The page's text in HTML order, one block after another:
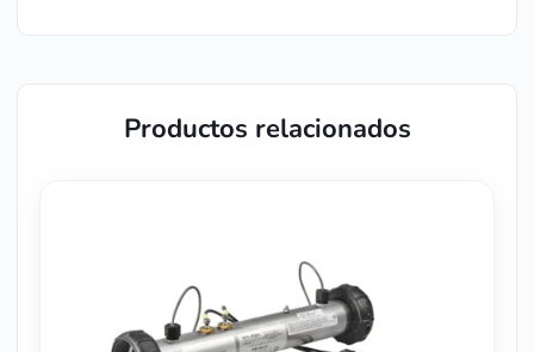
Productos relacionados